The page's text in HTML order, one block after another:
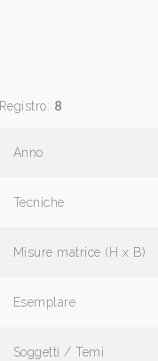
Registro: 8
Anno
Tecniche
Misure matrice (H x B)
Esemplare
Soggetti / Temi